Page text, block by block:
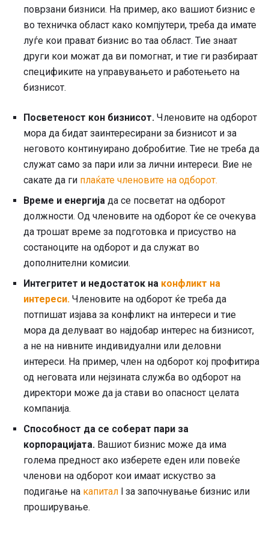
поврзани бизниси. На пример, ако вашиот бизнис е
во техничка област како компјутери, треба да имате
луѓе кои прават бизнис во таа област. Тие знаат
други кои можат да ви помогнат, и тие ги разбираат
спецификите на управувањето и работењето на
бизнисот.
Посветеност кон бизнисот. Членовите на одборот
мора да бидат заинтересирани за бизнисот и за
неговото континуирано добробитие. Тие не треба да
служат само за пари или за лични интереси. Вие не
сакате да ги плаќате членовите на одборот.
Време и енергија да се посветат на одборот
должности. Од членовите на одборот ќе се очекува
да трошат време за подготовка и присуство на
состаноците на одборот и да служат во
дополнителни комисии.
Интегритет и недостаток на конфликт на
интереси. Членовите на одборот ќе треба да
потпишат изјава за конфликт на интереси и тие
мора да делуваат во најдобар интерес на бизнисот,
а не на нивните индивидуални или деловни
интереси. На пример, член на одборот кој профитира
од неговата или нејзината служба во одборот на
директори може да ја стави во опасност целата
компанија.
Способност да се соберат пари за
корпорацијата. Вашиот бизнис може да има
голема предност ако изберете еден или повеќе
членови на одборот кои имаат искуство за
подигање на капитал l за започнување бизнис или
проширување.